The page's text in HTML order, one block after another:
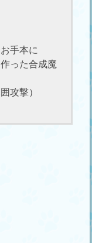
手本に
った合成魔
攻撃）